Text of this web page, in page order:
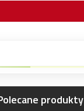
produkty